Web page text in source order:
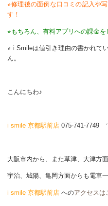
⭐︎修理後の面倒な口コミの記入や
す！
⭐︎もちろん、有料アプリへの課金
⭐︎ i Smileは値引き理由の書かれて
ん。
こんにちわ♪
i smile 京都駅前店 075-741-7749
大阪市内から、また草津、大津方
宇治、城陽、亀岡方面からも電車
i smile 京都駅前店 へのアクセスは